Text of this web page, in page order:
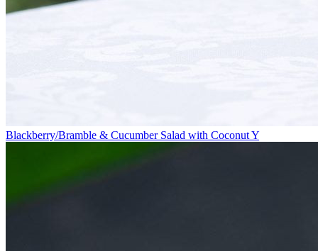
Blackberry/Bramble & Cucumber Salad with Coconut Y